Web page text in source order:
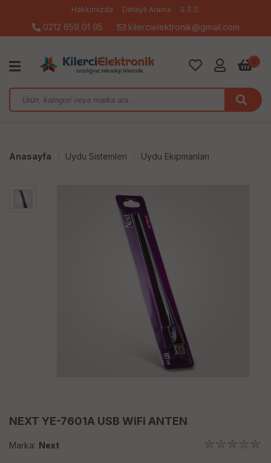
Hakkımızda Detaylı Arama S.S.S.
0212 659 01 95 kilercielektronik@gmail.com
0
Anasayfa Uydu Sistemleri Uydu Ekipmanları
NEXT YE-7601A USB WiFi ANTEN
Marka: Next